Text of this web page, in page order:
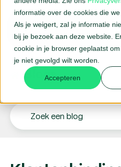
informatie over de cookies die we
Als je weigert, zal je informatie
bij je bezoek aan deze website.
cookie in je browser geplaatst
je niet gevolgd wilt worden.
Accepteren
Blogs.